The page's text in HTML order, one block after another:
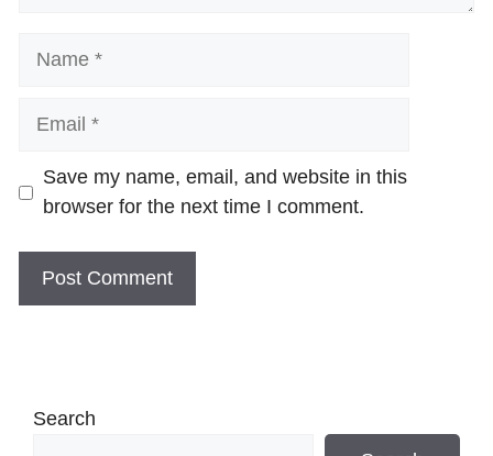
Website
Save my name, email, and website in this
browser for the next time I comment.
Search